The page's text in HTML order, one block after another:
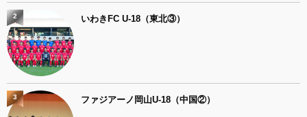
いわきFC U-18（東北③）
2
ファジアーノ岡山U-18（中国②）
3